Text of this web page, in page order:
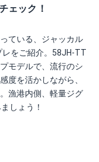
ェック！
ている、ジャッカル
をご紹介。58JH-TT
モデルで、流行のシ
度を活かしながら、
漁港内側、軽量ジグ
しょう！